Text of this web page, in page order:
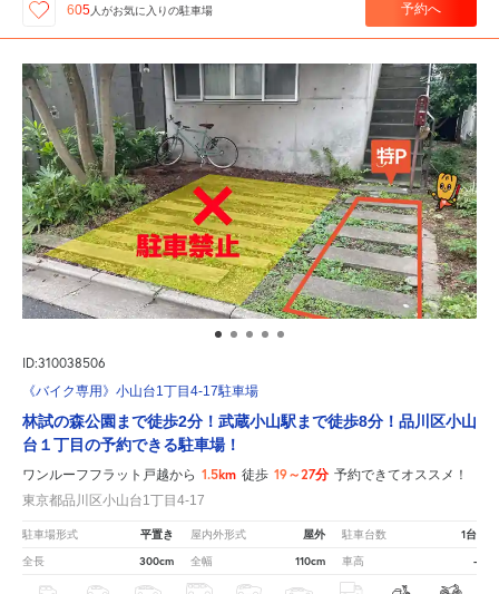
605 人がお気に入りの駐車場 予約へ
ID:310038506
《バイク専用》小山台1丁目4-17駐車場
林試の森公園まで徒歩2分！武蔵小山駅まで徒歩8分！品川区小山
台１丁目の予約できる駐車場！
ワンルーフフラット戸越から 1.5km 徒歩 19～27分 予約できてオススメ！
東京都品川区小山台1丁目4-17
駐車場形式 平置き 屋内外形式 屋外 駐車台数 1台
全長 300cm 全幅 110cm 車高 -